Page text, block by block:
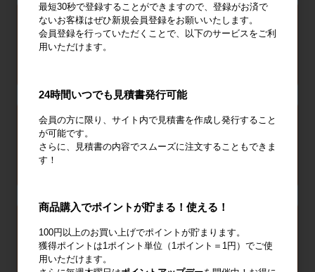
最短30秒で登録することができますので、登録がお済で
ないお客様はぜひ新規会員登録をお願いいたします。
会員登録を行っていただくことで、以下のサービスをご利
用いただけます。
24時間いつでも見積書発行可能
会員の方に限り、サイト内で見積書を作成し発行すること
が可能です。
さらに、見積書の内容でスムーズに注文することもできま
す！
商品購入でポイントが貯まる！使える！
100円以上のお買い上げでポイントが貯まります。
獲得ポイントは1ポイント単位（1ポイント＝1円）でご使
用いただけます。